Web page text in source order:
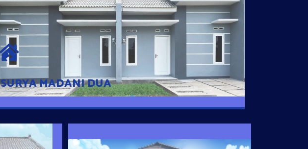
SURYA MADANI DUA
SURYA MADANI DUA
Satu-satunya Hunian nyaman dengan harga subsidi hanya 100
jutaan dengan lokasi strategis di Tuban